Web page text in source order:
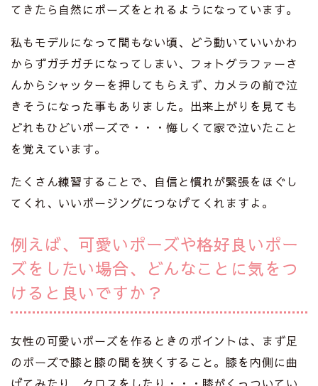
てきたら自然にポーズをとれるようになっています。
私もモデルになって間もない頃、どう動いていいかわ
からずガチガチになってしまい、フォトグラファーさ
んからシャッターを押してもらえず、カメラの前で泣
きそうになった事もありました。出来上がりを見ても
どれもひどいポーズで・・・悔しくて家で泣いたこと
を覚えています。
たくさん練習することで、自信と慣れが緊張をほぐし
てくれ、いいポージングにつなげてくれますよ。
例えば、可愛いポーズや格好良いポー
ズをしたい場合、どんなことに気をつ
けると良いですか？
女性の可愛いポーズを作るときのポイントは、まず足
のポーズで膝と膝の間を狭くすること。膝を内側に曲